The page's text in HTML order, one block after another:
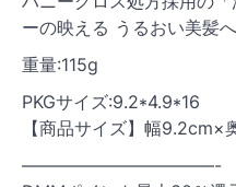
ーの映える うるおい美髪へ
重量:115g
PKGサイズ:9.2*4.9*16
【商品サイズ】幅
———————————-